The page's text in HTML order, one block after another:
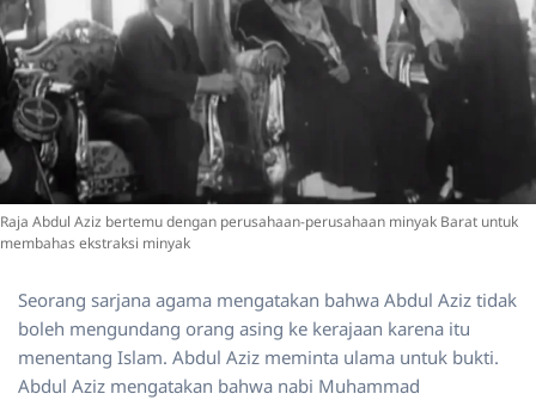
Raja Abdul Aziz bertemu dengan perusahaan-perusahaan minyak Barat untuk
membahas ekstraksi minyak
Seorang sarjana agama mengatakan bahwa Abdul Aziz tidak
boleh mengundang orang asing ke kerajaan karena itu
menentang Islam. Abdul Aziz meminta ulama untuk bukti.
Abdul Aziz mengatakan bahwa nabi Muhammad